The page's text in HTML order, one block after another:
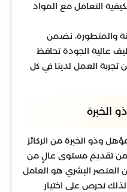
التعامل مع المواد
والمتطورة، نضمن
عالية الجودة تحافظ
تجربة العمل لدينا في كل
الخبرة
وذو الخبرة من الركائز
تقديم مستوى عالٍ من
العنصر البشري هو العامل
نحرص على اختيار